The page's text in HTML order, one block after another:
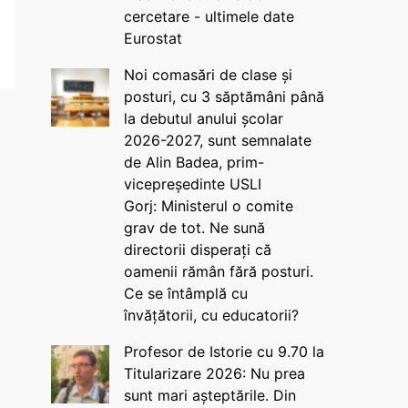
cercetare - ultimele date
Eurostat
Noi comasări de clase și
posturi, cu 3 săptămâni până
la debutul anului școlar
2026-2027, sunt semnalate
de Alin Badea, prim-
vicepreședinte USLI
Gorj: Ministerul o comite
grav de tot. Ne sună
directorii disperați că
oamenii rămân fără posturi.
Ce se întâmplă cu
învățătorii, cu educatorii?
Profesor de Istorie cu 9.70 la
Titularizare 2026: Nu prea
sunt mari așteptările. Din